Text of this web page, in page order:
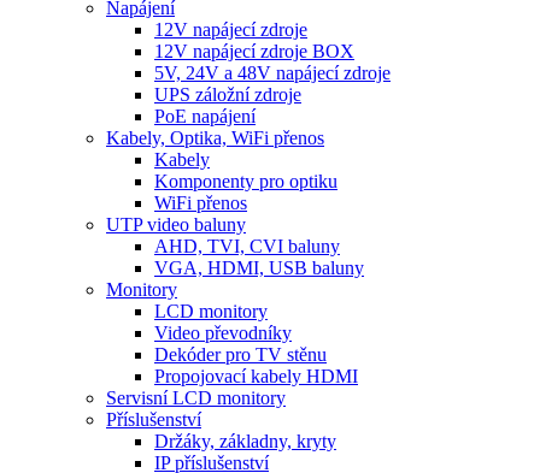
Napájení
12V napájecí zdroje
12V napájecí zdroje BOX
5V, 24V a 48V napájecí zdroje
UPS záložní zdroje
PoE napájení
Kabely, Optika, WiFi přenos
Kabely
Komponenty pro optiku
WiFi přenos
UTP video baluny
AHD, TVI, CVI baluny
VGA, HDMI, USB baluny
Monitory
LCD monitory
Video převodníky
Dekóder pro TV stěnu
Propojovací kabely HDMI
Servisní LCD monitory
Příslušenství
Držáky, základny, kryty
IP příslušenství